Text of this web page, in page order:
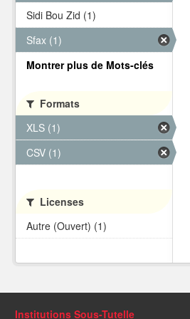
Sidi Bou Zid (1)
Sfax (1)
Montrer plus de Mots-clés
Formats
XLS (1)
CSV (1)
Licenses
Autre (Ouvert) (1)
Institutions Sous-Tutelle